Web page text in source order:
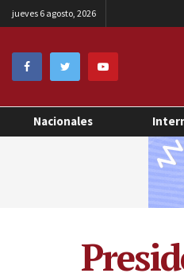
jueves 6 agosto, 2026
Nacionales